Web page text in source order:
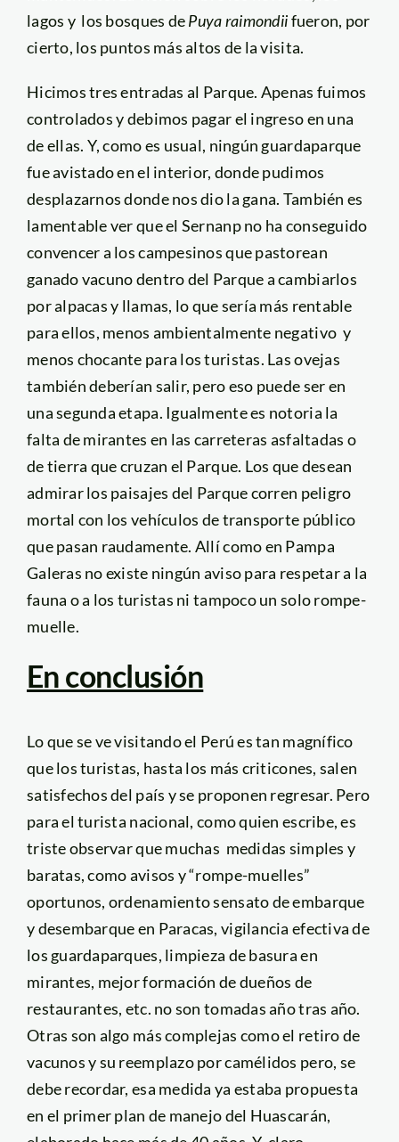
lagos y los bosques dePuya raimondiifueron, por
cierto, los puntos más altos de la visita.
Hicimos tres entradas al Parque. Apenas fuimos
controlados y debimos pagar el ingreso en una
de ellas. Y, como es usual, ningún guardaparque
fue avistado en el interior, donde pudimos
desplazarnos donde nos dio la gana. También es
lamentable ver que el Sernanp no ha conseguido
convencer a los campesinos que pastorean
ganado vacuno dentro del Parque a cambiarlos
por alpacas y llamas, lo que sería más rentable
para ellos, menos ambientalmente negativo y
menos chocante para los turistas. Las ovejas
también deberían salir, pero eso puede ser en
una segunda etapa. Igualmente es notoria la
falta de mirantes en las carreteras asfaltadas o
de tierra que cruzan el Parque. Los que desean
admirar los paisajes del Parque corren peligro
mortal con los vehículos de transporte público
que pasan raudamente. Allí como en Pampa
Galeras no existe ningún aviso para respetar a la
fauna o a los turistas ni tampoco un solo rompe-
muelle.
En conclusión
Lo que se ve visitando el Perú es tan magnífico
que los turistas, hasta los más criticones, salen
satisfechos del país y se proponen regresar. Pero
para el turista nacional, como quien escribe, es
triste observar que muchas medidas simples y
baratas, como avisos y “rompe-muelles”
oportunos, ordenamiento sensato de embarque
y desembarque en Paracas, vigilancia efectiva de
los guardaparques, limpieza de basura en
mirantes, mejor formación de dueños de
restaurantes, etc. no son tomadas año tras año.
Otras son algo más complejas como el retiro de
vacunos y su reemplazo por camélidos pero, se
debe recordar, esa medida ya estaba propuesta
en el primer plan de manejo del Huascarán,